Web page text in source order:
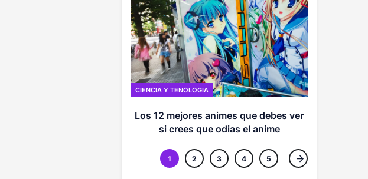
CIENCIA Y TENOLOGIA
Los 12 mejores animes que debes ver
si crees que odias el anime
1 2 3 4 5